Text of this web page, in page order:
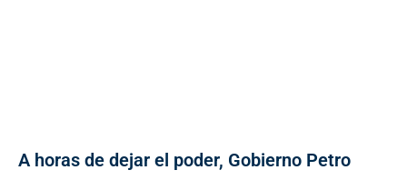
A horas de dejar el poder, Gobierno Petro